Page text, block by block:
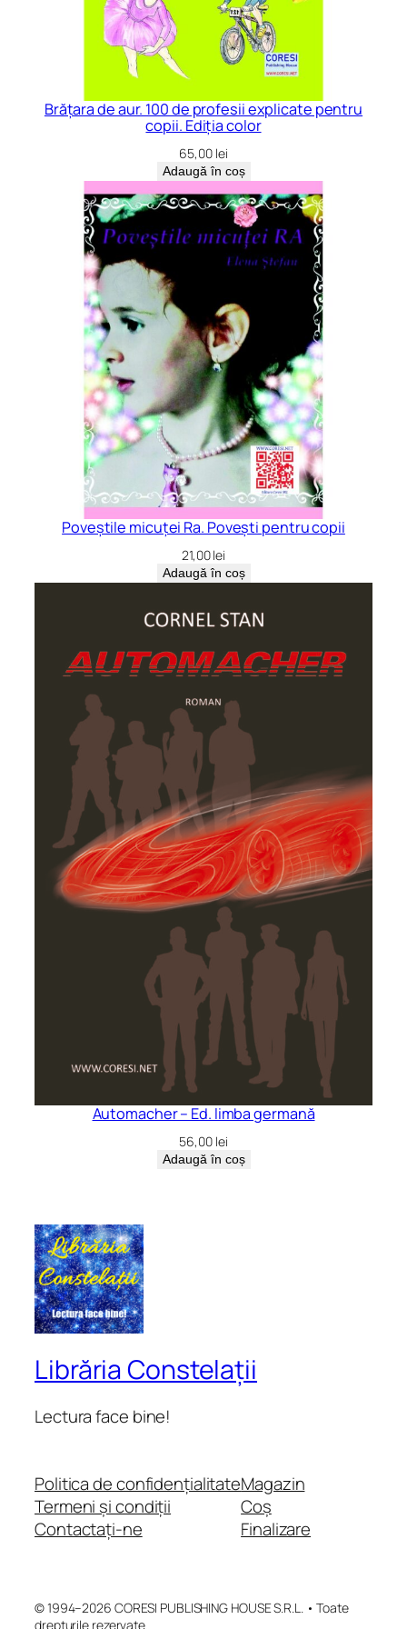
Brățara de aur. 100 de profesii explicate pentru
copii. Ediția color
65,00 lei
Adaugă în coș
Poveștile micuței Ra. Povești pentru copii
21,00lei
Adaugă în coș
Automacher – Ed. limba germană
56,00 lei
Adaugă în coș
Librăria Constelații
Lectura face bine!
Politica de confidențialitate
Termeni și condiții
Contactați-ne
Magazin
Coș
Finalizare
© 1994–2026 CORESI PUBLISHING HOUSE S.R.L. • Toate
drepturile rezervate.